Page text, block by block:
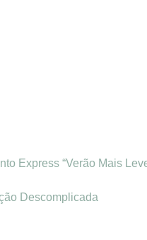
Express “Verão Mais
Descomplicada